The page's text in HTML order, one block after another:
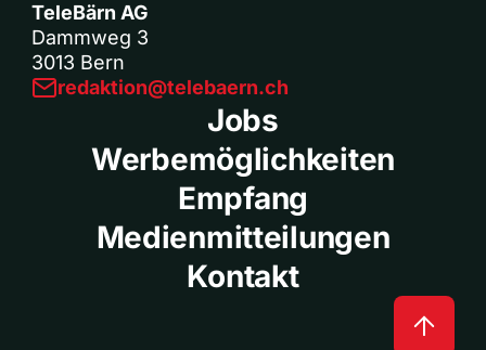
TeleBärn AG
Dammweg 3
3013 Bern
redaktion@telebaern.ch
Jobs
Werbemöglichkeiten
Empfang
Medienmitteilungen
Kontakt